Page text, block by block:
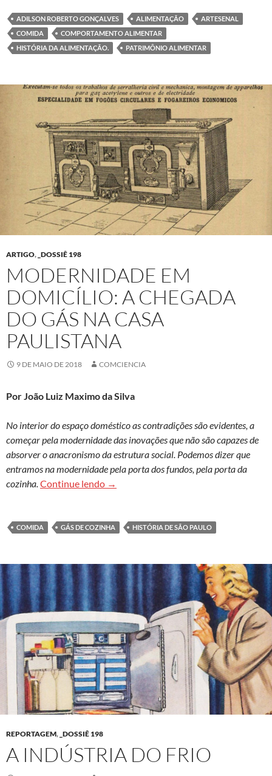
ADILSON ROBERTO GONÇALVES ALIMENTAÇÃO
ARTESENAL
COMIDA
COMPORTAMENTO ALIMENTAR
HISTÓRIA DA ALIMENTAÇÃO.
PATRIMÔNIO ALIMENTAR
ARTIGO, _DOSSIÊ 198
MODERNIDADE EM
DOMICÍLIO: A CHEGADA
DO GÁS NA CASA
PAULISTANA
9 DE MAIO DE 2018 COMCIENCIA
Por João Luiz Maximo da Silva
No interior do espaço doméstico as contradições são evidentes, a
começar pela modernidade das inovações que não são capazes de
absorver o anacronismo da estrutura social. Podemos dizer que
entramos na modernidade pela porta dos fundos, pela porta da
cozinha.Continue lendo Modernidade em domicílio: a chegada
→
COMIDA GÁS DE COZINHA HISTÓRIA DE SÃO PAULO
REPORTAGEM, _DOSSIÊ 198
A INDÚSTRIA DO FRIO